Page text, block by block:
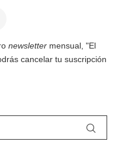
newsletter mensual, "El
cancelar tu suscripción